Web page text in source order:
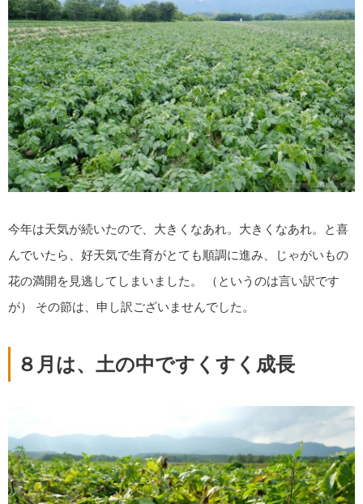
今年は天気が続いたので、大きくなあれ。大きくなあれ。と喜
んでいたら、好天気で生育がとても順調に進み、じゃがいもの
花の満開を見逃してしまいました。 （というのは言い訳です
が） その節は、申し訳ございませんでした。
８月は、土の中ですくすく成長